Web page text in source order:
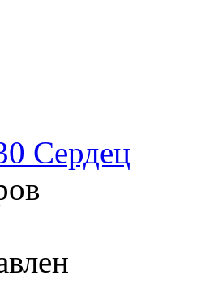
Сердец